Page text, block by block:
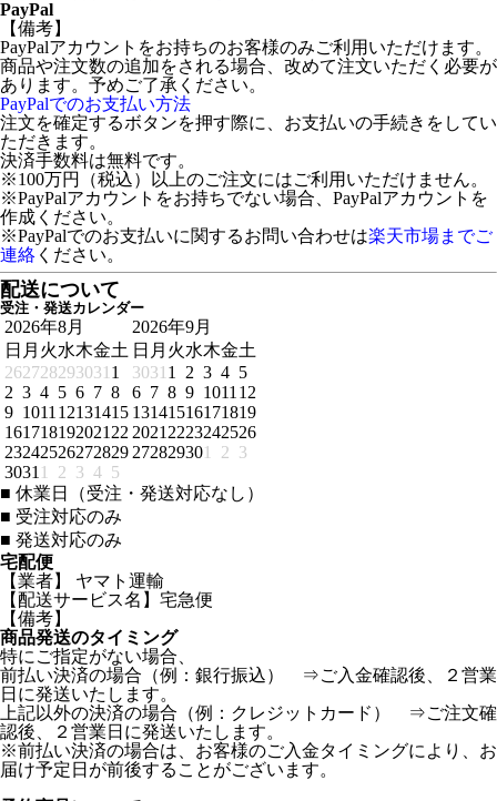
PayPal
【備考】
PayPalアカウントをお持ちのお客様のみご利用いただけます。
商品や注文数の追加をされる場合、改めて注文いただく必要が
あります。予めご了承ください。
PayPalでのお支払い方法
注文を確定するボタンを押す際に、お支払いの手続きをしてい
ただきます。
決済手数料は無料です。
※100万円（税込）以上のご注文にはご利用いただけません。
※PayPalアカウントをお持ちでない場合、PayPalアカウントを
作成ください。
※PayPalでのお支払いに関するお問い合わせは楽天市場までご
連絡 ください。
配送について
受注・発送カレンダー
2026年8月
日 月 火水木金土
262728293031 1
2 3 4 5 6 7 8
9 1011 12131415
161718192021 22
23242526272829
3031 1 2 3 4 5
2026年9月
日 月 火水木金土
3031 1 2 3 4 5
6 7 8 9 1011 12
13141516171819
2021 2223242526
272829301 2 3
■ 休業日（受注・発送対応なし）
■ 受注対応のみ
■ 発送対応のみ
宅配便
【業者】 ヤマト運輸
【配送サービス名】宅急便
【備考】
商品発送のタイミング
特にご指定がない場合、
前払い決済の場合（例：銀行振込） ⇒ご入金確認後、２営業
日に発送いたします。
上記以外の決済の場合（例：クレジットカード） ⇒ご注文確
認後、２営業日に発送いたします。
※前払い決済の場合は、お客様のご入金タイミングにより、お
届け予定日が前後することがございます。